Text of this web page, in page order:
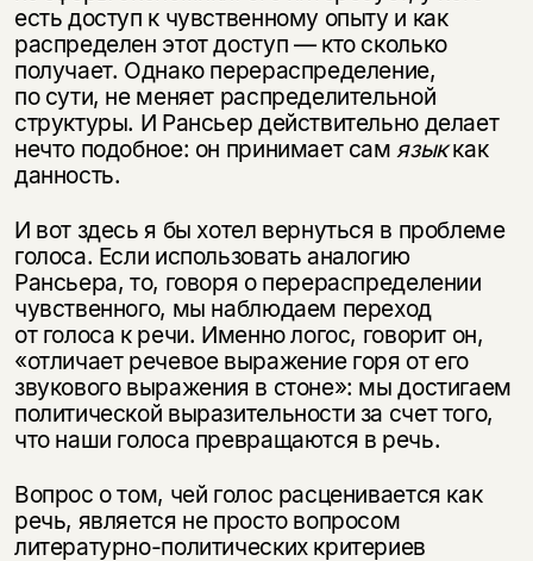
есть доступ к чувственному опыту и как
распределен этот доступ — кто сколько
получает. Однако перераспределение,
по сути, не меняет распределительной
структуры. И Рансьер действительно делает
нечто подобное: он принимает сам языккак
данность.
И вот здесь я бы хотел вернуться в проблеме
голоса. Если использовать аналогию
Рансьера, то, говоря о перераспределении
чувственного, мы наблюдаем переход
от голоса к речи. Именно логос, говорит он,
«отличает речевое выражение горя от его
звукового выражения в стоне»: мы достигаем
политической выразительности за счет того,
что наши голоса превращаются в речь.
Вопрос о том, чей голос расценивается как
речь, является не просто вопросом
литературно-политических критериев